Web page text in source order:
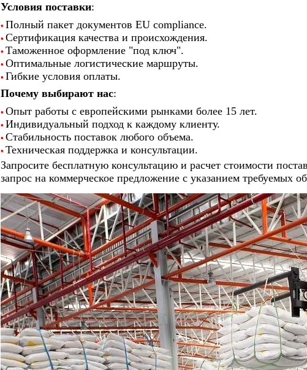
Условия поставки:
• Полный пакет документов EU compliance.
• Сертификация качества и происхождения.
• Таможенное оформление "под ключ".
• Оптимальные логистические маршруты.
• Гибкие условия оплаты.
Почему выбирают нас:
• Опыт работы с европейскими рынками более 15 лет.
• Индивидуальный подход к каждому клиенту.
• Стабильность поставок любого объема.
• Техническая поддержка и консультации.
Запросите бесплатную консультацию и расчет стоимости
запрос на коммерческое предложение с указанием требуемых